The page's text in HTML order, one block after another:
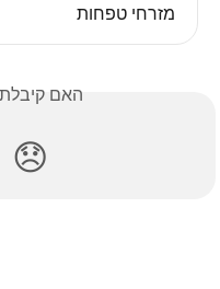
מזרחי טפחות
האם
😞